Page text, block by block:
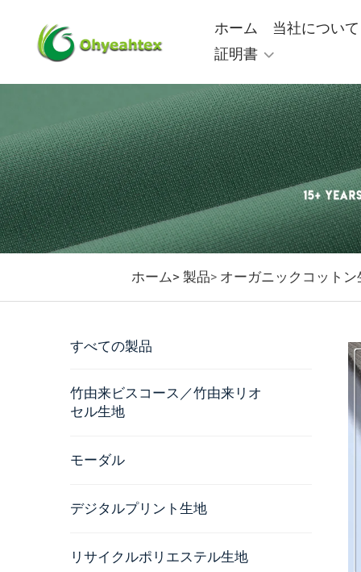
ホーム
当社について
証明書
ホーム> 製品> オーガニックコットン
すべての製品
竹由来ビスコース／竹由来リオ
セル生地
モーダル
デジタルプリント生地
リサイクルポリエステル生地